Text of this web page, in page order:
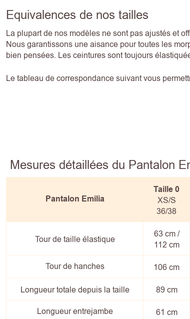
Equivalences de nos tailles
La plupart de nos modèles ne sont pas ajustés et
Nous garantissons une aisance pour toutes les
bien pensées. Les ceintures sont toujours
Le tableau de correspondance suivant vous
Mesures détaillées du Pantalon
Pantalon Emilia
Taille 0
XS/S
36/38
Tour de taille élastique
63 cm /
112 cm
Tour de hanches 106 cm
Longueur totale depuis la taille 89 cm
Longueur entrejambe 61 cm